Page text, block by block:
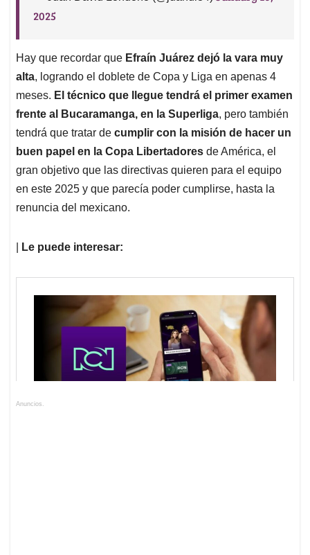
2025
Hay que recordar que Efraín Juárez dejó la vara muy
alta, logrando el doblete de Copa y Liga en apenas 4
meses. El técnico que llegue tendrá el primer examen
frente al Bucaramanga, en la Superliga, pero también
tendrá que tratar de cumplir con la misión de hacer un
buen papel en la Copa Libertadores de América, el
gran objetivo que las directivas quieren para el equipo
en este 2025 y que parecía poder cumplirse, hasta la
renuncia del mexicano.
Le puede interesar:
Anuncios.